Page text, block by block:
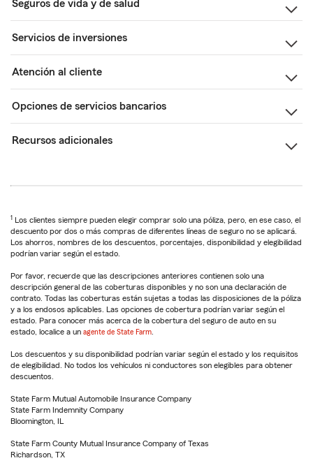
Seguros de vida y de salud
Servicios de inversiones
Atención al cliente
Opciones de servicios bancarios
Recursos adicionales
1 Los clientes siempre pueden elegir comprar solo una póliza, pero, en ese caso, el
descuento por dos o más compras de diferentes líneas de seguro no se aplicará.
Los ahorros, nombres de los descuentos, porcentajes, disponibilidad y elegibilidad
podrían variar según el estado.
Por favor, recuerde que las descripciones anteriores contienen solo una
descripción general de las coberturas disponibles y no son una declaración de
contrato. Todas las coberturas están sujetas a todas las disposiciones de la póliza
y a los endosos aplicables. Las opciones de cobertura podrían variar según el
estado. Para conocer más acerca de la cobertura del seguro de auto en su
estado, localice a un agente de State Farm
Los descuentos y su disponibilidad podrían variar según el estado y los requisitos
de elegibilidad. No todos los vehículos ni conductores son elegibles para obtener
descuentos.
State Farm Mutual Automobile Insurance Company
State Farm Indemnity Company
Bloomington, IL
State Farm County Mutual Insurance Company of Texas
Richardson, TX